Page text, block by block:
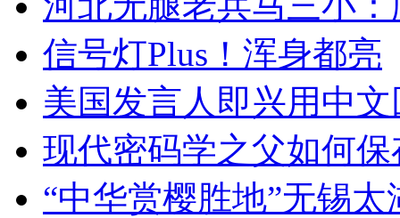
信号灯Plus！浑身都亮
美国发言人即兴用中
现代密码学之父如何
“中华赏樱胜地”无锡